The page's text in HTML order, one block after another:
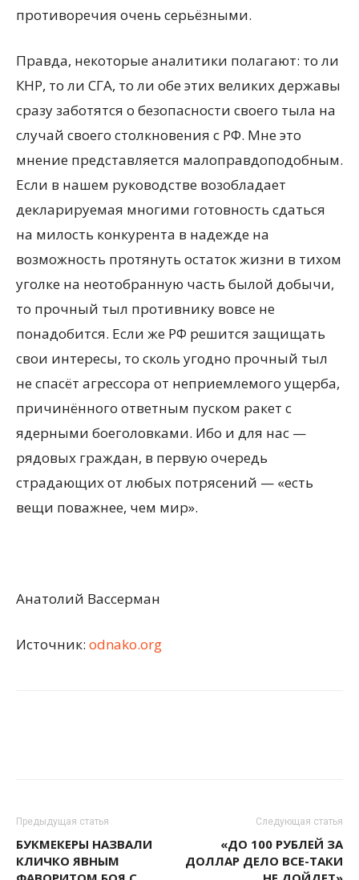
противоречия очень серьёзными.
Правда, некоторые аналитики полагают: то ли
КНР, то ли СГА, то ли обе этих великих державы
сразу заботятся о безопасности своего тыла на
случай своего столкновения с РФ. Мне это
мнение представляется малоправдоподобным.
Если в нашем руководстве возобладает
декларируемая многими готовность сдаться
на милость конкурента в надежде на
возможность протянуть остаток жизни в тихом
уголке на неотобранную часть былой добычи,
то прочный тыл противнику вовсе не
понадобится. Если же РФ решится защищать
свои интересы, то сколь угодно прочный тыл
не спасёт агрессора от неприемлемого ущерба,
причинённого ответным пуском ракет с
ядерными боеголовками. Ибо и для нас —
рядовых граждан, в первую очередь
страдающих от любых потрясений — «есть
вещи поважнее, чем мир».
Анатолий Вассерман
Источник: odnako.org
Предыдущая статья
БУКМЕКЕРЫ НАЗВАЛИ
КЛИЧКО ЯВНЫМ
Следующая статья
«ДО 100 РУБЛЕЙ ЗА
ДОЛЛАР ДЕЛО ВСЕ-ТАКИ